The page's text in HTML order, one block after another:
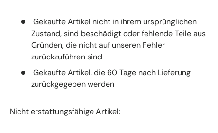
Gekaufte Artikel nicht in ihrem ursprünglichen
Zustand, sind beschädigt oder fehlende Teile aus
Gründen, die nicht auf unseren Fehler
zurückzuführen sind
Gekaufte Artikel, die 60 Tage nach Lieferung
zurückgegeben werden
Nicht erstattungsfähige Artikel: